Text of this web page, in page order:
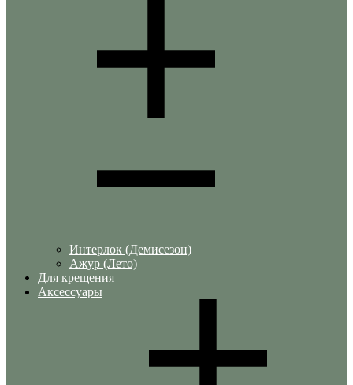
Интерлок (Демисезон)
Ажур (Лето)
Для крещения
Аксессуары